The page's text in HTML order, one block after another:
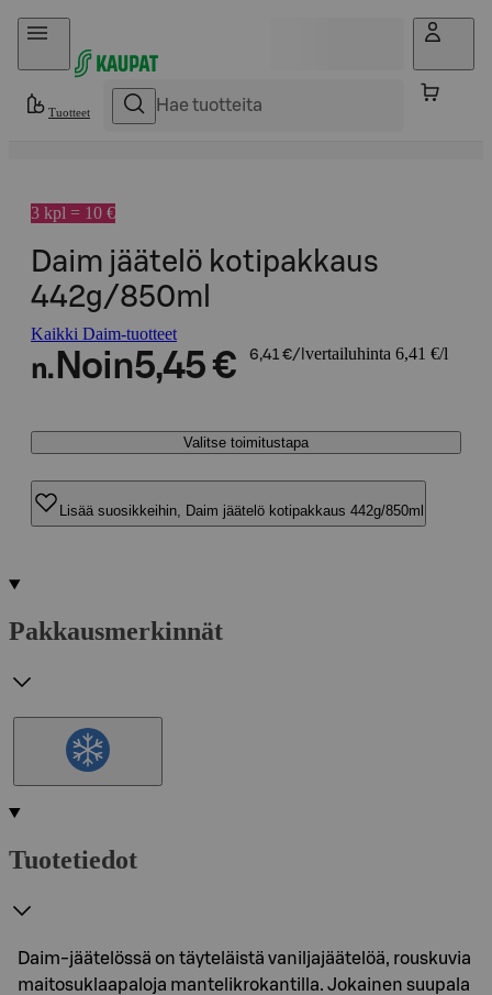
Hyppää sisältöön
Tuotteet
3 kpl = 10 €
Daim jäätelö kotipakkaus
442g/850ml
Kaikki Daim-tuotteet
n. Noin5,45 € 6,41 €/l vertailuhinta 6,41 €/l
Valitse toimitustapa
Lisää suosikkeihin, Daim jäätelö kotipakkaus 442g/850ml
Pakkausmerkinnät
Tuotetiedot
Daim-jäätelössä on täyteläistä vaniljajäätelöä, rouskuvia
maitosuklaapaloja mantelikrokantilla. Jokainen suupala